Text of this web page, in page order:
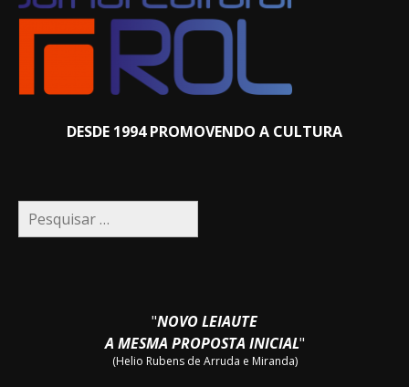
DESDE 1994 PROMOVENDO A CULTURA
Pesquisar
por:
"NOVO LEIAUTE
A MESMA PROPOSTA INICIAL"
(Helio Rubens de Arruda e Miranda)